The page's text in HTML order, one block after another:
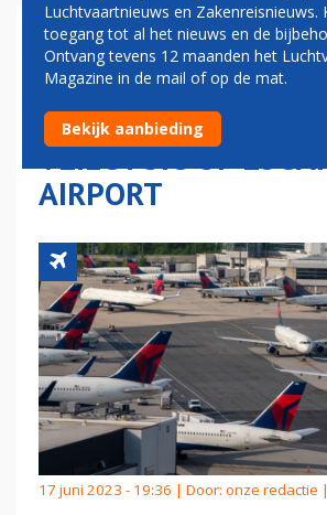
UNITED AIRLINES
RAAKT STAART VAN
GEPARKEERD DELTA
VLIEGTUIG OP
AIRPORT
17 juni 2023 - 19:36 | Door: onze redactie
Luchtvaartnieuws en Zakenreisnieuws.
toegang tot al het nieuws en de
Ontvang tevens 12 maanden het
Magazine in de mail of op de mat.
Bekijk aanbieding